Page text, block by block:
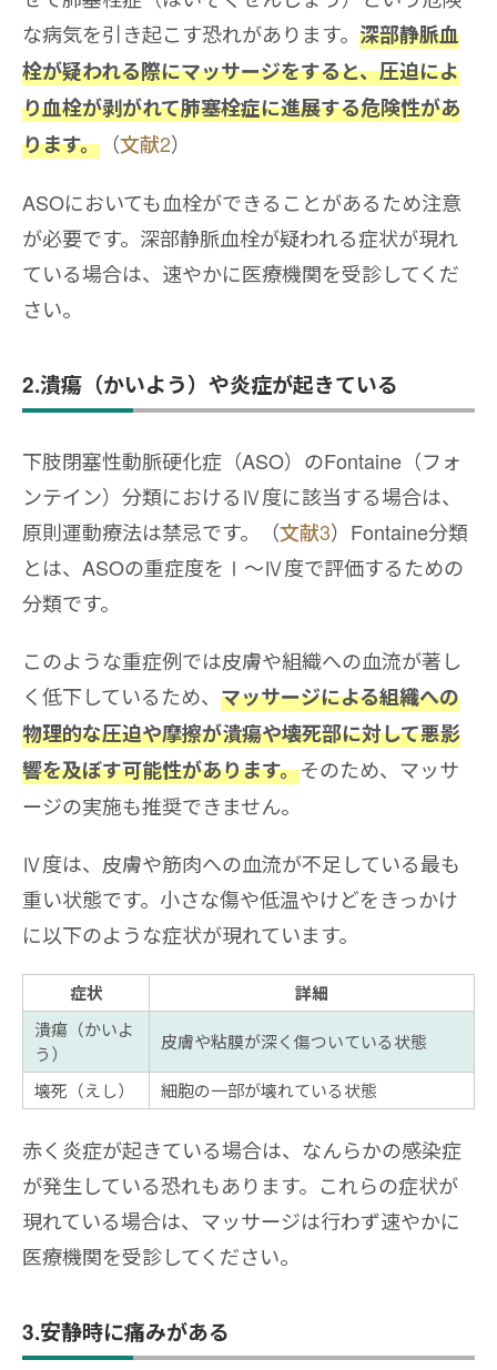
な病気を引き起こす恐れがあります。 深部静脈血
栓が疑われる際にマッサージをすると、圧迫によ
り血栓が剥がれて肺塞栓症に進展する危険性があ
ります。 （文献2）
ASOにおいても血栓ができることがあるため注意
が必要です。深部静脈血栓が疑われる症状が現れ
ている場合は、速やかに医療機関を受診してくだ
さい。
2.潰瘍（かいよう）や炎症が起きている
下肢閉塞性動脈硬化症（ASO）のFontaine（フォ
ンテイン）分類におけるⅣ度に該当する場合は、
原則運動療法は禁忌です。（文献3）Fontaine分類
とは、ASOの重症度をⅠ〜Ⅳ度で評価するための
分類です。
このような重症例では皮膚や組織への血流が著し
く低下しているため、 マッサージによる組織への
物理的な圧迫や摩擦が潰瘍や壊死部に対して悪影
響を及ぼす可能性があります。そのため、マッサ
ージの実施も推奨できません。
Ⅳ度は、皮膚や筋肉への血流が不足している最も
重い状態です。小さな傷や低温やけどをきっかけ
に以下のような症状が現れています。
症状 詳細
潰瘍（かいよ
う）
皮膚や粘膜が深く傷ついている状態
壊死（えし） 細胞の一部が壊れている状態
赤く炎症が起きている場合は、なんらかの感染症
が発生している恐れもあります。これらの症状が
現れている場合は、マッサージは行わず速やかに
医療機関を受診してください。
3.安静時に痛みがある